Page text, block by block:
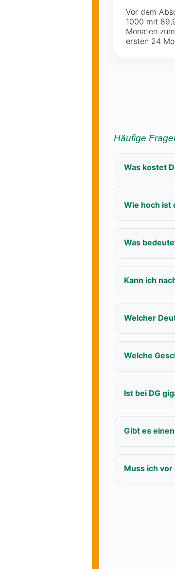
Vor dem
1000 mit
Monaten
ersten 24
Häufige
Was kostet
Wie hoch ist
Was
Kann ich
Welcher
Welche
Ist bei DG
Gibt es
Muss ich